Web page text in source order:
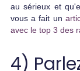
au sérieux et
vous a fait un
avec le top 3 des
4)